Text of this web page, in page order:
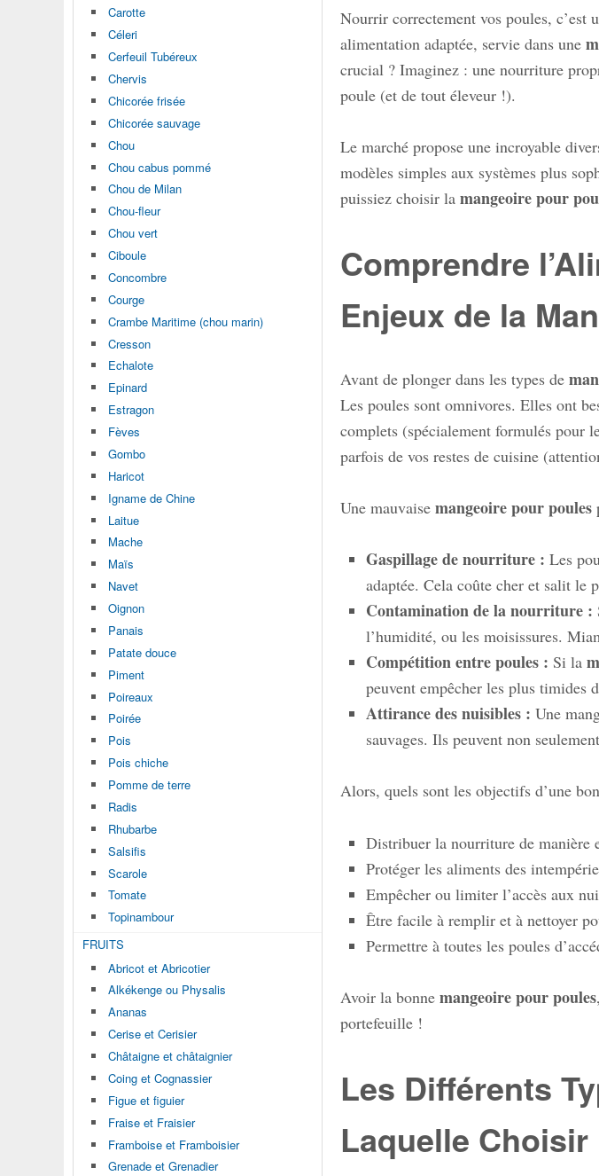
Nourrir correctement vos poules, c’est
alimentation adaptée, servie dans une
crucial ? Imaginez : une nourriture
poule (et de tout éleveur !).
Le marché propose une incroyable
modèles simples aux systèmes plus
puissiez choisir la mangeoire pour
Comprendre
Enjeux de la
Avant de plonger dans les types de
Les poules sont omnivores. Elles ont
complets (spécialement formulés pour
parfois de vos restes de cuisine
Une mauvaise mangeoire pour poules
Gaspillage de nourriture : Les
adaptée. Cela coûte cher et salit le
Contamination de la nourriture :
l’humidité, ou les moisissures.
Compétition entre poules : Si la
peuvent empêcher les plus timides
Attirance des nuisibles : Une
sauvages. Ils peuvent non
Alors, quels sont les objectifs d’une
Distribuer la nourriture de manière
Protéger les aliments des
Empêcher ou limiter l’accès aux
Être facile à remplir et à nettoyer
Permettre à toutes les poules
Avoir la bonne mangeoire pour poules
portefeuille !
Les Différents
Laquelle Choisir
Carotte
Céleri
Cerfeuil Tubéreux
Chervis
Chicorée frisée
Chicorée sauvage
Chou
Chou cabus pommé
Chou de Milan
Chou-fleur
Chou vert
Ciboule
Concombre
Courge
Crambe Maritime (chou marin)
Cresson
Echalote
Epinard
Estragon
Fèves
Gombo
Haricot
Igname de Chine
Laitue
Mache
Maïs
Navet
Oignon
Panais
Patate douce
Piment
Poireaux
Poirée
Pois
Pois chiche
Pomme de terre
Radis
Rhubarbe
Salsifis
Scarole
Tomate
Topinambour
FRUITS
Abricot et Abricotier
Alkékenge ou Physalis
Ananas
Cerise et Cerisier
Châtaigne et châtaignier
Coing et Cognassier
Figue et figuier
Fraise et Fraisier
Framboise et Framboisier
Grenade et Grenadier